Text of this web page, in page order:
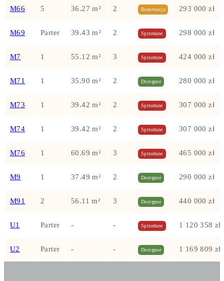
M66 5 36.27 m² 2 Rezerwacja 293 000 zł
M69 Parter 39.43 m² 2 Sprzedane 298 000 zł
M7 1 55.12 m² 3 Sprzedane 424 000 zł
M71 1 35.90 m² 2 Dostępne 280 000 zł
M73 1 39.42 m² 2 Sprzedane 307 000 zł
M74 1 39.42 m² 2 Sprzedane 307 000 zł
M76 1 60.69 m² 3 Sprzedane 465 000 zł
M9 1 37.49 m² 2 Dostępne 290 000 zł
M91 2 56.11 m² 3 Dostępne 440 000 zł
U1 Parter - - Sprzedane 1 120 358 zł
U2 Parter - - Dostępne 1 169 809 zł